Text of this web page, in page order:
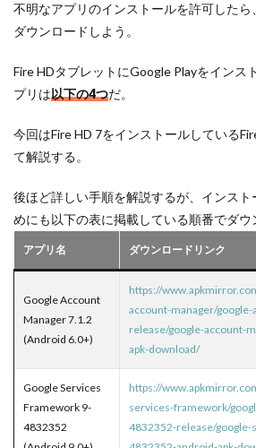
不明なアプリのインストールを許可した
ダウンロードしよう。
Fire HDタブレットにGoogle Playをインス
プリは以下の4つだ。
今回はFire HD 7をインストールしている
て解説する。
後ほど詳しい手順を解説するが、インス
めにも以下の表に掲載している順番でダウ
アプリ名 ダウンロードリンク
Google Account
Manager 7.1.2
(Android 6.0+)
https://
account-manager/
release/google-account-
apk-download/
Google Services
Framework 9-
4832352
https://
services-framework/
4832352-release/